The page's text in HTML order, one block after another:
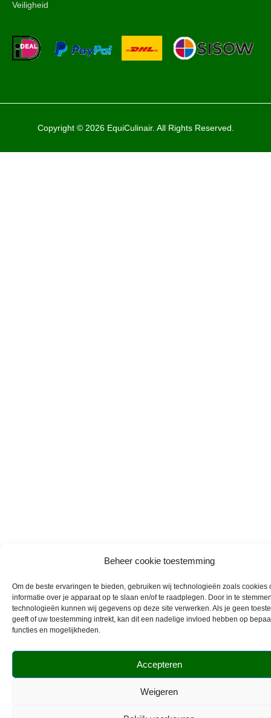
Beheer cookie toestemming
Om de beste ervaringen te bieden, gebruiken wij technologieën zoals cookies
informatie over je apparaat op te slaan en/of te raadplegen. Door in te
technologieën kunnen wij gegevens op deze site verwerken. Als je geen
geeft of uw toestemming intrekt, kan dit een nadelige invloed hebben op
functies en mogelijkheden.
Accepteren
Weigeren
Veiligheid
Copyright © 2026 EquiCulinair. All Rights Reserved.